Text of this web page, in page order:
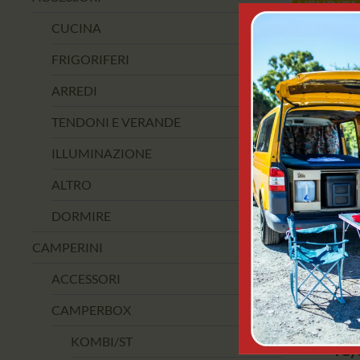
CUCINA
FRIGORIFERI
ARREDI
TENDONI E VERANDE
ILLUMINAZIONE
ALTRO
DORMIRE
CAMPERINI
ACCESSORI
CAMPERBOX
KOMBI/ST
EYE,
USB C